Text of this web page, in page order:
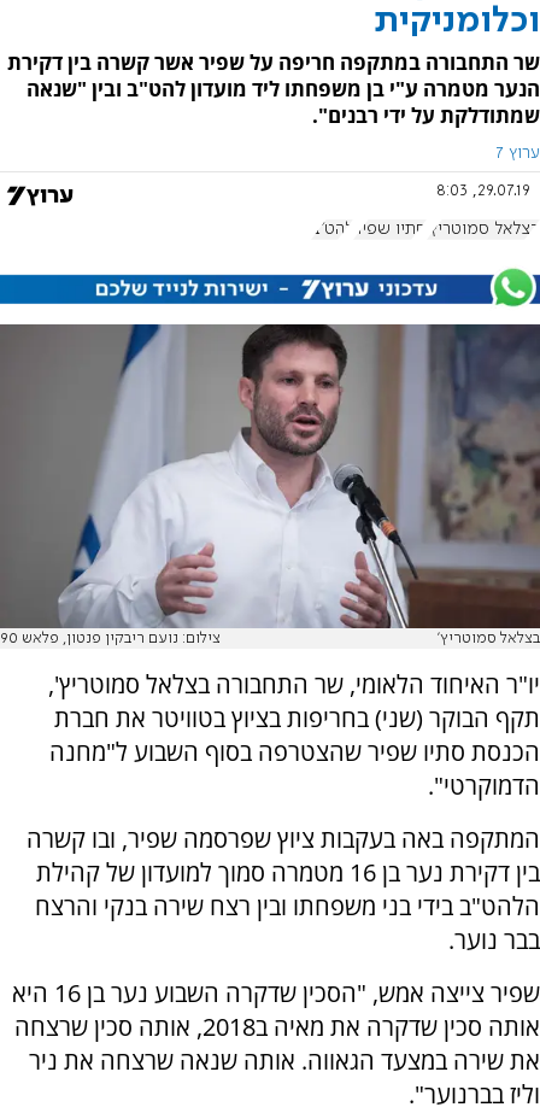
וכלומניקית
שר התחבורה במתקפה חריפה על שפיר אשר קשרה בין דקירת
הנער מטמרה ע"י בן משפחתו ליד מועדון להט"ב ובין "שנאה
שמתודלקת על ידי רבנים".
ערוץ 7
29.07.19, 8:03
בצלאל סמוטריץ' סתיו שפיר להט"ב
בצלאל סמוטריץ' צילום: נועם ריבקין פנטון, פלאש 90
יו"ר האיחוד הלאומי, שר התחבורה בצלאל סמוטריץ',
תקף הבוקר (שני) בחריפות בציוץ בטוויטר את חברת
הכנסת סתיו שפיר שהצטרפה בסוף השבוע ל"מחנה
הדמוקרטי".
המתקפה באה בעקבות ציוץ שפרסמה שפיר, ובו קשרה
בין דקירת נער בן 16 מטמרה סמוך למועדון של קהילת
הלהט"ב בידי בני משפחתו ובין רצח שירה בנקי והרצח
בבר נוער.
שפיר צייצה אמש, "הסכין שדקרה השבוע נער בן 16 היא
אותה סכין שדקרה את מאיה ב2018, אותה סכין שרצחה
את שירה במצעד הגאווה. אותה שנאה שרצחה את ניר
וליז בברנוער".